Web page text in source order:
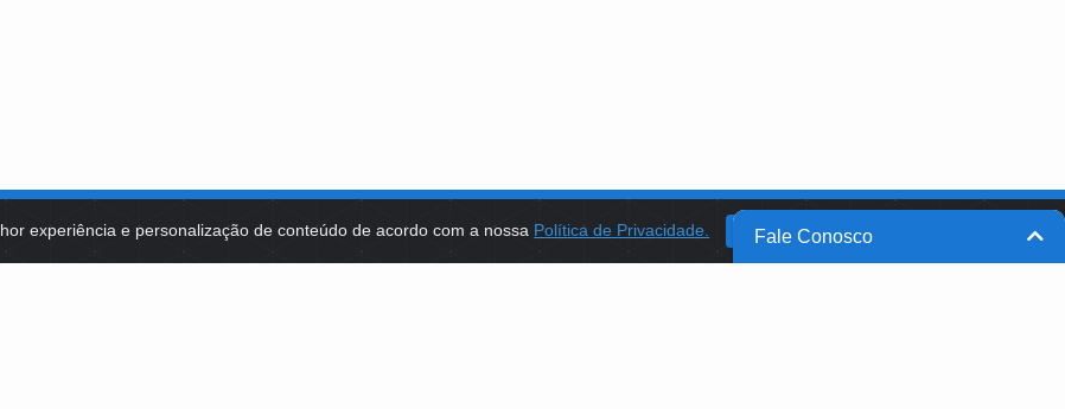
experiência e personalização de conteúdo de acordo com a nossa Política de Privacidade. OKFale Conosco
DE TECNOLOGIAS IDENTIDADE VISUAL BANCO DO BRASIL